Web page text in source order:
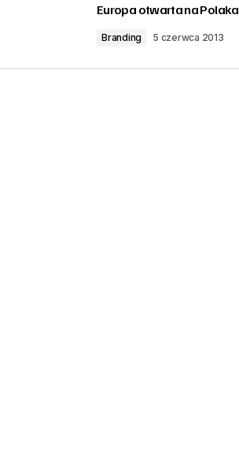
Europa otwarta na Polaka
Branding 5 czerwca 2013